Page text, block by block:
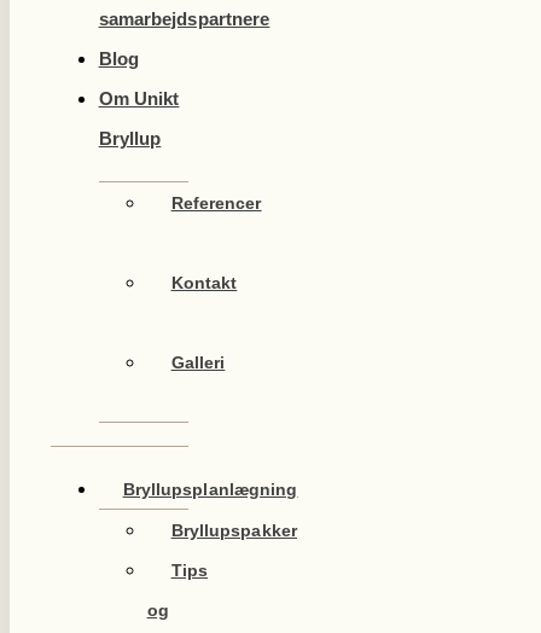
samarbejdspartnere
Blog
Om Unikt
Bryllup
Referencer
Kontakt
Galleri
Bryllupsplanlægning
Bryllupspakker
Tips
og